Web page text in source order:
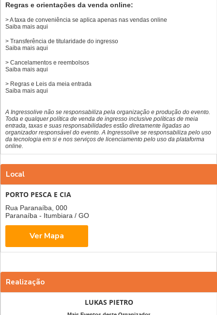
Regras e orientações da venda online:
> A taxa de conveniência se aplica apenas nas vendas online
Saiba mais aqui
> Transferência de titularidade do ingresso
Saiba mais aqui
> Cancelamentos e reembolsos
Saiba mais aqui
> Regras e Leis da meia entrada
Saiba mais aqui
A Ingressolive não se responsabiliza pela organização e produção do evento.
Toda e qualquer política de venda de ingresso inclusive políticas de meia
entrada, taxas e suas responsabilidades estão diretamente ligadas ao
organizador responsável do evento. A Ingressolive se responsabiliza pelo uso
da tecnologia em si e nos serviços de licenciamento pelo uso da plataforma
online.
Local
PORTO PESCA E CIA
Rua Paranaíba, 000
Paranaíba - Itumbiara / GO
Realização
LUKAS PIETRO